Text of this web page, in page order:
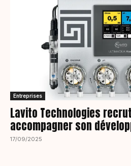
Entreprises
Lavito Technologies
accompagner son
17/09/2025